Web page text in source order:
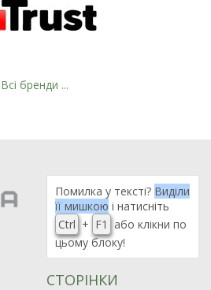
974
90
Всі бренди ...
Помилка у тексті? Виділи
її мишкою і натисніть
Ctrl + F1
або клікни по
цьому блоку!
СТОРІНКИ